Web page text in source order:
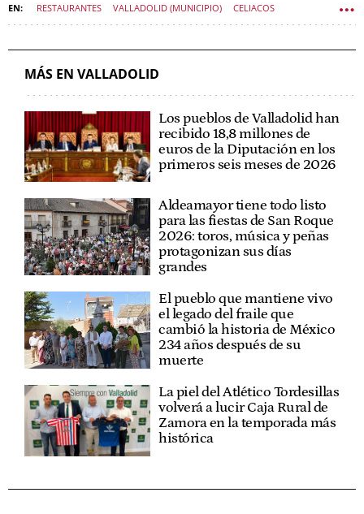
RESTAURANTES VALLADOLID (MUNICIPIO) CELIACOS
MÁS EN VALLADOLID
Los pueblos de Valladolid han
recibido 18,8 millones de
euros de la Diputación en los
primeros seis meses de 2026
Aldeamayor tiene todo listo
para las fiestas de San Roque
2026: toros, música y peñas
protagonizan sus días
grandes
El pueblo que mantiene vivo
el legado del fraile que
cambió la historia de México
234 años después de su
muerte
La piel del Atlético Tordesillas
volverá a lucir Caja Rural de
Zamora en la temporada más
histórica